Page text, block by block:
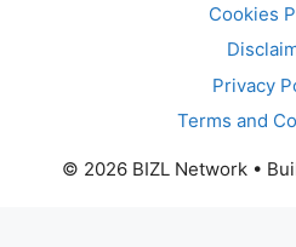
Cookies
Privacy
Terms and
© 2026 BIZL Network •